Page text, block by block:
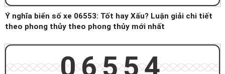
Ý nghĩa biển số xe 06553: Tốt hay Xấu? Luận giải chi tiết
theo phong thủy theo phong thủy mới nhất
06554